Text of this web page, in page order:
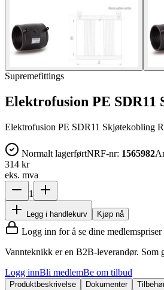
Supremefittings
Elektrofusion PE SDR11
Elektrofusion PE SDR11 Skjøtekobling
Normalt lagerførtNRF-nr: 1565982
314 kr
eks. mva
1
Legg i handlekurv Kjøp nå
Logg inn for å se dine medlemspriser
Vannteknikk er en B2B-leverandør. Som
Logg innBli medlemBe om tilbud
Produktbeskrivelse Dokumenter